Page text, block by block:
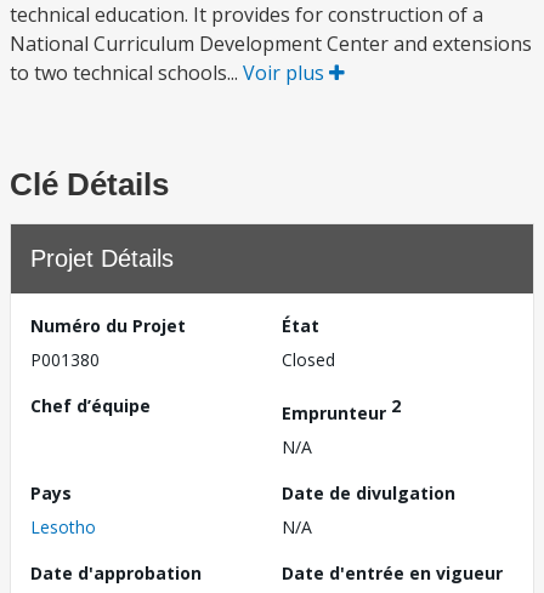
technical education. It provides for construction of a
National Curriculum Development Center and extensions
to two technical schools... Voir plus
Clé Détails
Projet Détails
Numéro du Projet
P001380
État
Closed
Chef d’équipe
Emprunteur 2
N/A
Pays
Lesotho
Date de divulgation
N/A
Date d'approbation
Date d'entrée en vigueur